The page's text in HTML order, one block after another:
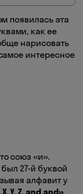
появилась эта
как ее
нарисовать
интересное
союз «и».
27-й буквой
алфавит у
Y, Z, and and».